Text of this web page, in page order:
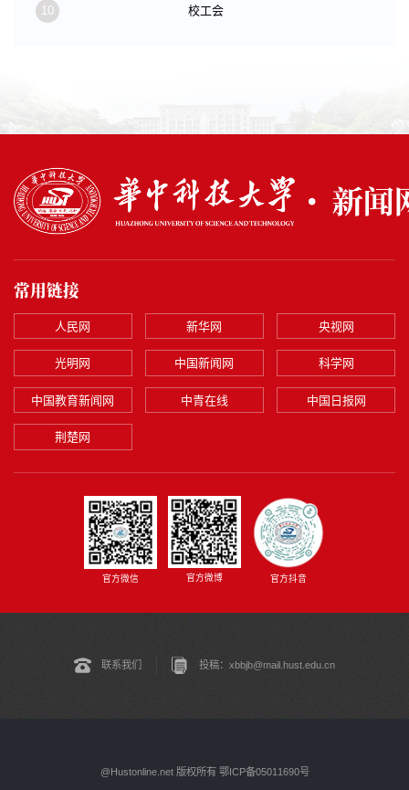
10 校工会
常用链接
人民网 新华网 央视网
光明网 中国新闻网 科学网
中国教育新闻网 中青在线 中国日报网
荆楚网
官方微信 官方微博 官方抖音
联系我们 投稿：xbbjb@mail.hust.edu.cn
@Hustonline.net 版权所有 鄂ICP备05011690号